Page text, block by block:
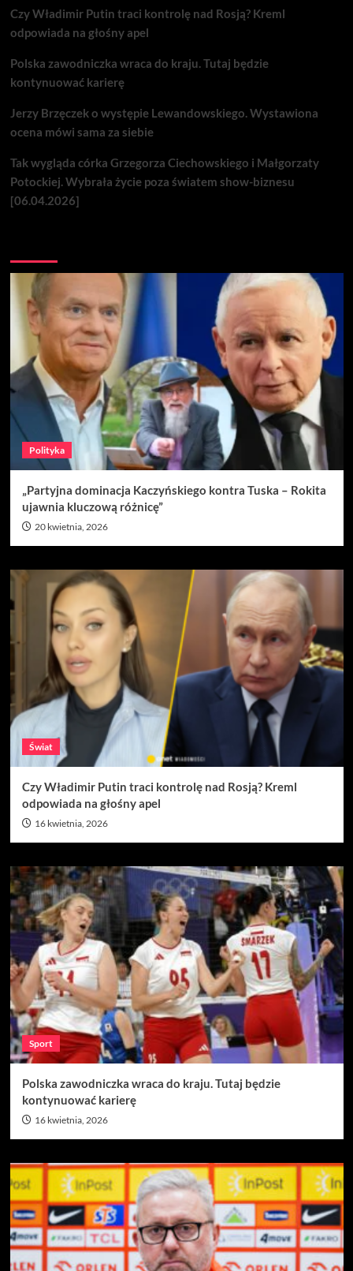
Czy Władimir Putin traci kontrolę nad Rosją? Kreml
odpowiada na głośny apel
Polska zawodniczka wraca do kraju. Tutaj będzie
kontynuować karierę
Jerzy Brzęczek o występie Lewandowskiego. Wystawiona
ocena mówi sama za siebie
Tak wygląda córka Grzegorza Ciechowskiego i Małgorzaty
Potockiej. Wybrała życie poza światem show-biznesu
[06.04.2026]
Polityka
„Partyjna dominacja Kaczyńskiego kontra Tuska – Rokita
ujawnia kluczową różnicę”
20 kwietnia, 2026
Świat
Czy Władimir Putin traci kontrolę nad Rosją? Kreml
odpowiada na głośny apel
16 kwietnia, 2026
Sport
Polska zawodniczka wraca do kraju. Tutaj będzie
kontynuować karierę
16 kwietnia, 2026